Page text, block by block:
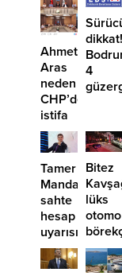
Ahmet
Aras
neden
CHP’den
istifa
etmiyor?
dikkat!
4
Tamer
sahte
hesap
uyarısı
Bitez
lüks
girdi:
2